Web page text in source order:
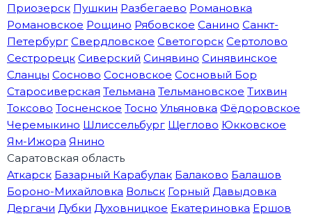
Приозерск Пушкин Разбегаево Романовка
Романовское Рощино Рябовское Санино Санкт-
Петербург Свердловское Светогорск Сертолово
Сестрорецк Сиверский Синявино Синявинское
Сланцы Сосново Сосновское Сосновый Бор
Старосиверская Тельмана Тельмановское Тихвин
Токсово Тосненское Тосно Ульяновка Фёдоровское
Черемыкино Шлиссельбург Щеглово Юкковское
Ям-Ижора Янино
Саратовская область
Аткарск Базарный Карабулак Балаково Балашов
Бороно-Михайловка Вольск Горный Давыдовка
Дергачи Дубки Духовницкое Екатериновка Ершов